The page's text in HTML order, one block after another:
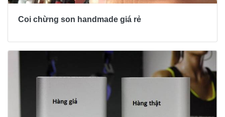
Coi chừng son handmade giá rẻ